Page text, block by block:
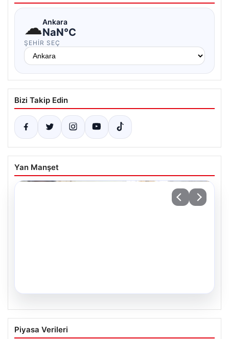
☁Ankara
NaN°C
ŞEHIR SEÇ
Bizi Takip Edin
Yan Manşet
34 Yıl Sonra Gelen Umut: İkiz Kız
Kardeşler Aileleriyle Anıtkabir’de
Piyasa Verileri